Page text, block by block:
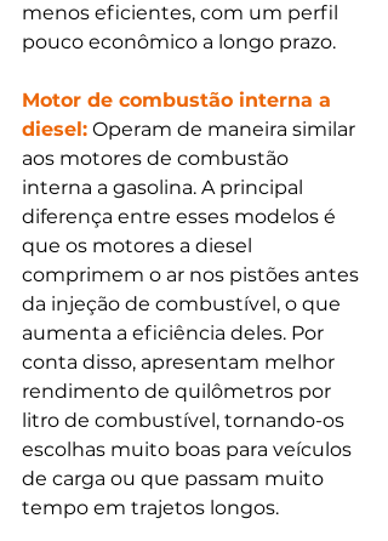
menos eficientes, com um perfil
pouco econômico a longo prazo.
Motor de combustão interna a
diesel: Operam de maneira similar
aos motores de combustão
interna a gasolina. A principal
diferença entre esses modelos é
que os motores a diesel
comprimem o ar nos pistões antes
da injeção de combustível, o que
aumenta a eficiência deles. Por
conta disso, apresentam melhor
rendimento de quilômetros por
litro de combustível, tornando-os
escolhas muito boas para veículos
de carga ou que passam muito
tempo em trajetos longos.